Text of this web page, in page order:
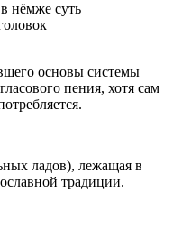
нёмже суть
основы системы
пения, хотя сам
ладов), лежащая в
традиции.